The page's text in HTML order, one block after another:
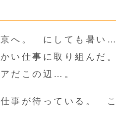
京へ。 にしても暑い…
い仕事に取り組んだ。
だこの辺…。
事が待っている。 こ